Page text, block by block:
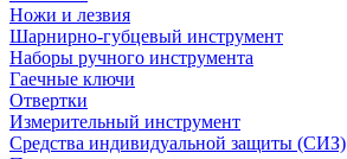
Ножи и лезвия
Шарнирно-губцевый инструмент
Наборы ручного инструмента
Гаечные ключи
Отвертки
Измерительный инструмент
Средства индивидуальной защиты (СИЗ)